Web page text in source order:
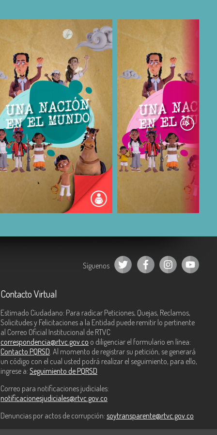
Síguenos
Contacto Virtual
Estimado Ciudadano: Para radicar Peticiones, Quejas, Reclamos,
Solicitudes y Felicitaciones a la Entidad puede remitir lo pertinente
al Correo Oficial Institucional de RTVC
correspondencia@rtvc.gov.co o diligenciar el formulario en línea:
Contacto PQRSD . Al momento de registrar su petición, se generará
un código con el cual usted podrá realizar el seguimiento, para ello,
ingrese a: Seguimiento de PQRSD
Correo para notificaciones judiciales:
notificacionesjudiciales@rtvc.gov.co
Denuncias por actos de corrupción: soytransparente@rtvc.gov.co